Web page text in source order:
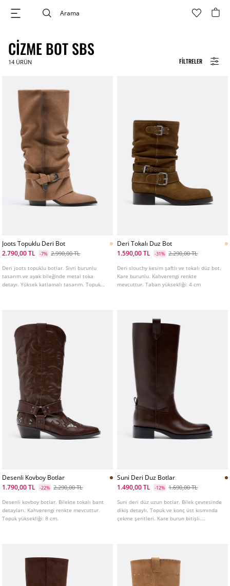
FILTRELER
CIZME BOT SBS
14 ÜRÜN
Joots Topuklu Deri Bot
2.790,00 TL
-7% 2.990,00 TL
Deri joots topuklu botlar. Sivri burunlu
tasarım ve ayak bileğinde metal toka
detayı. Yüksek katlamalı tasarım. Topuk
Deri Tokalı Duz Bot
1.590,00 TL
-31% 2.290,00 TL
Deri slouchy kesim şaftlı ve tokalı düz bot.
Kare burunlu. Kahverengi renkte
mevcuttur. Taban yüksekliği: 4 cm
Desenli Kovboy Botlar
1.790,00 TL
-22% 2.290,00 TL
Desenli kovboy botlar. Bilekte tokalı bant
detayları. Kahverengi renkte mevcuttur.
Topuk yüksekliği: 8 cm.
Suni Deri Duz Botlar
1.490,00 TL
-12% 1.690,00 TL
Suni deri düz uzun botlar. Bilek çevresinde
dikiş detaylı. Topuk ve konç üst kısmında
çekme şeritleri. Kare burun bitişli.